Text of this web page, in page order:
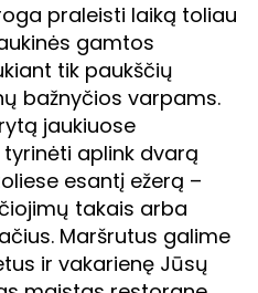
praleisti laiką toliau
gamtos
tik paukščių
bažnyčios varpams.
jaukiuose
aplink dvarą
esantį ežerą –
takais arba
Maršrutus galime
ir vakarienę Jūsų